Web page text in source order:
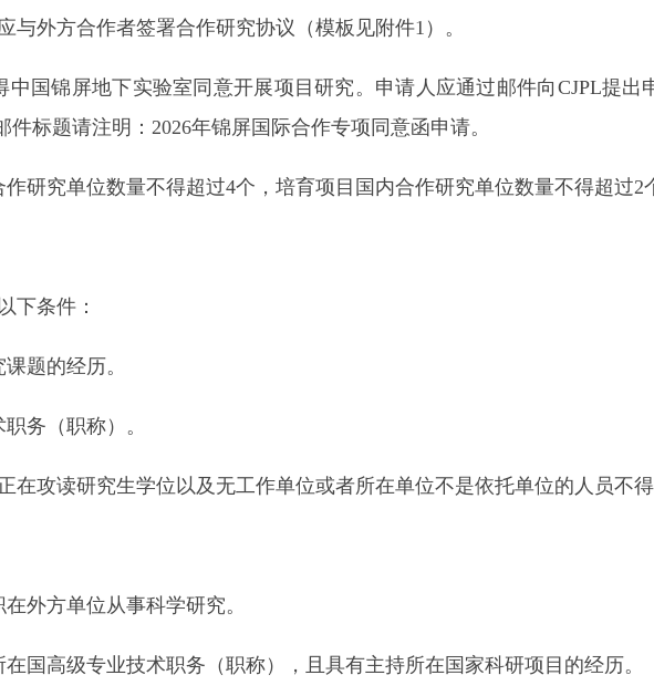
与外方合作者签署合作研究协议（模板见附件1）。
锦屏地下实验室同意开展项目研究。申请人应通过邮件向CJPL提出
件标题请注明：2026年锦屏国际合作专项同意函申请。
究单位数量不得超过4个，培育项目国内合作研究单位数量不得超过2
条件：
题的经历。
务（职称）。
攻读研究生学位以及无工作单位或者所在单位不是依托单位的人员不得
方单位从事科学研究。
高级专业技术职务（职称），且具有主持所在国家科研项目的经历。